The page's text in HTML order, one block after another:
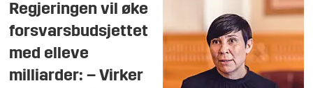
Regjeringen vil øke
forsvarsbudsjettet
med elleve
milliarder: – Virker